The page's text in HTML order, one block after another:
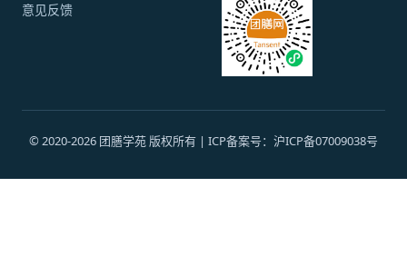
意见反馈
© 2020-2026 团膳学苑 版权所有 | ICP备案号：沪ICP备07009038号